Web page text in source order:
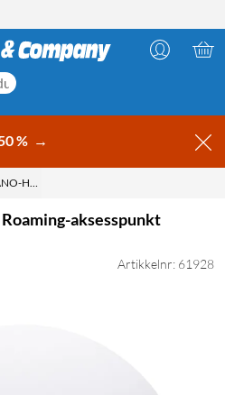
% →
HD ROAMING-AKSESSPUNKT AC2000 1-
aksesspunkt
Artikkelnr: 61928